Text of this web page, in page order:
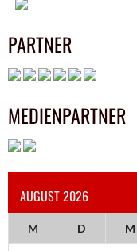
PARTNER
MEDIENPARTNER
AUGUST 2026
M D M